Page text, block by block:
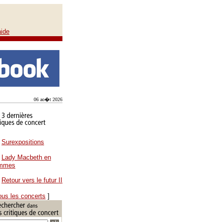
06 ao�t 2026
Surexpositions
Lady Macbeth en
Retour vers le futur II
les concerts ]